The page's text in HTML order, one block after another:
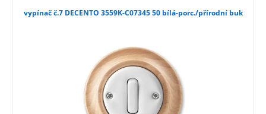
vypínač č.7 DECENTO 3559K-C07345 50 bílá-porc./přírodní buk